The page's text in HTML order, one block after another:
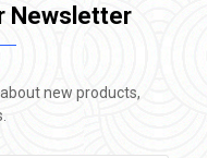
Newsletter
new products,